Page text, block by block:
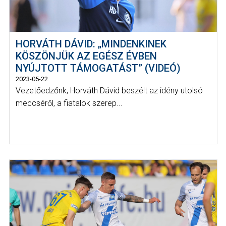
HORVÁTH DÁVID: „MINDENKINEK
KÖSZÖNJÜK AZ EGÉSZ ÉVBEN
NYÚJTOTT TÁMOGATÁST” (VIDEÓ)
2023-05-22
Vezetőedzőnk, Horváth Dávid beszélt az idény utolsó
meccséről, a fiatalok szerep...